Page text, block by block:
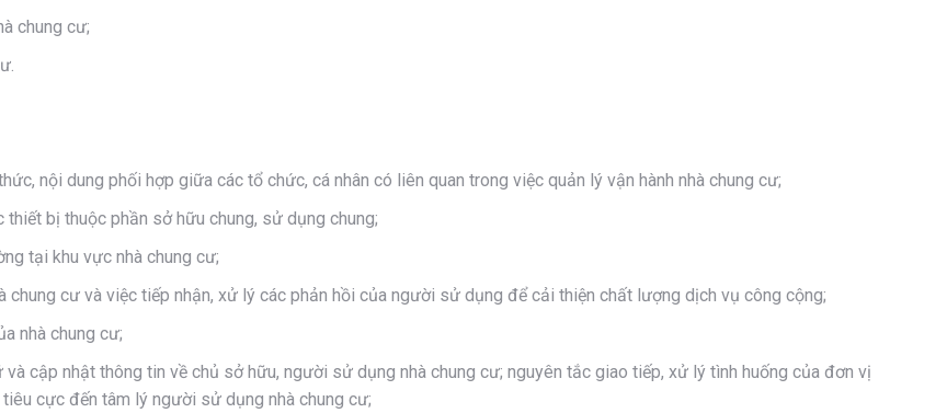
chung cư;
nội dung phối hợp giữa các tổ chức, cá nhân có liên quan trong việc quản lý vận hành nhà chung cư;
bị thuộc phần sở hữu chung, sử dụng chung;
tại khu vực nhà chung cư;
cư và việc tiếp nhận, xử lý các phản hồi của người sử dụng để cải thiện chất lượng dịch vụ công cộng;
nhà chung cư;
cập nhật thông tin về chủ sở hữu, người sử dụng nhà chung cư; nguyên tắc giao tiếp, xử lý tình huống của đơn vị
cực đến tâm lý người sử dụng nhà chung cư;